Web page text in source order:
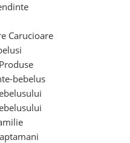
Carucioare
bebelus